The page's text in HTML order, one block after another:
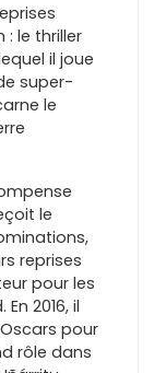
le thriller
il joue
super-
le
le
reprises
pour les
2016, il
pour
rôle dans